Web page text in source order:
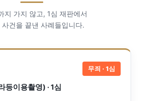
지 가지 않고, 1심 재판에서
사건을 끝낸 사례들입니다.
무죄 · 1심
등이용촬영) · 1심